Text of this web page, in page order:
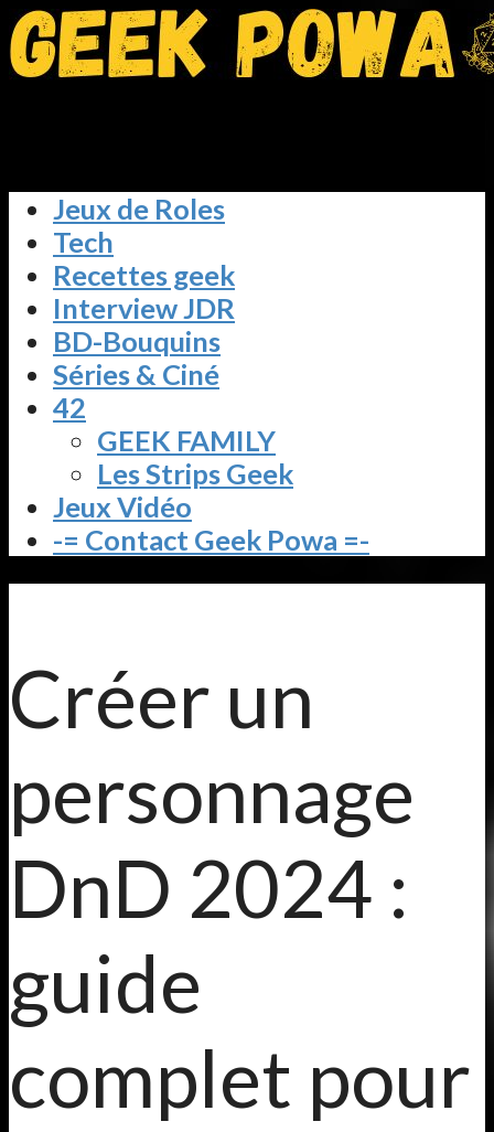
Jeux de Roles
Tech
Recettes geek
Interview JDR
BD-Bouquins
Séries & Ciné
42
GEEK FAMILY
Les Strips Geek
Jeux Vidéo
-= Contact Geek Powa =-
Créer un
personnage
DnD 2024 :
guide
complet pour